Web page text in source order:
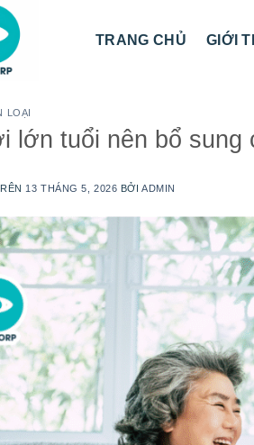
TRANG CHỦ GIỚI
LOẠI
lớn tuổi nên bổ sung
13 THÁNG 5, 2026 BỞIADMIN